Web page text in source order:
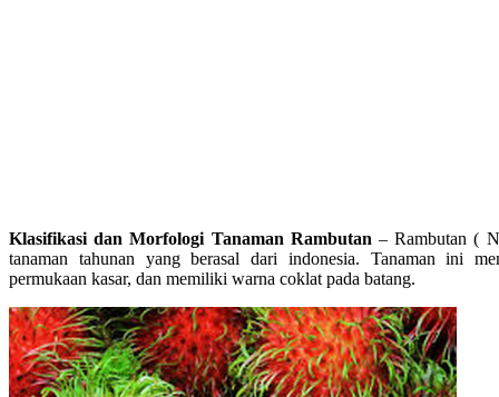
Klasifikasi dan Morfologi Tanaman Rambutan – Rambutan (
tanaman tahunan yang berasal dari indonesia. Tanaman ini
permukaan kasar, dan memiliki warna coklat pada batang.